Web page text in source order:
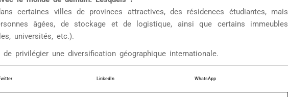
certaines villes de provinces attractives, des résidences étudiantes, mais
âgées, de stockage et de logistique, ainsi que certains immeubles
universités, etc.).
privilégier une diversification géographique internationale.
LinkedIn WhatsApp